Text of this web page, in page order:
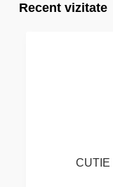
Recent vizitate
CUTIE